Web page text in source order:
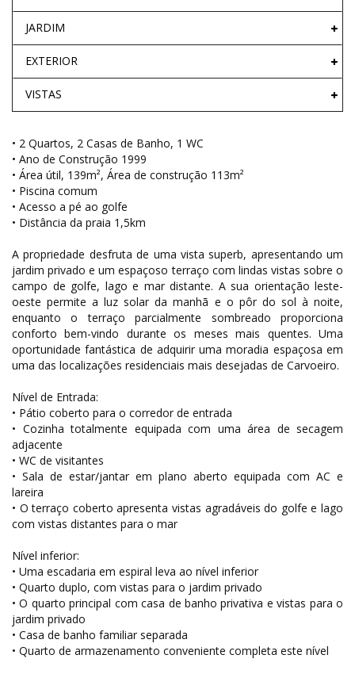
JARDIM
EXTERIOR
VISTAS
• 2 Quartos, 2 Casas de Banho, 1 WC
• Ano de Construção 1999
• Área útil, 139m², Área de construção 113m²
• Piscina comum
• Acesso a pé ao golfe
• Distância da praia 1,5km
A propriedade desfruta de uma vista superb, apresentando um
jardim privado e um espaçoso terraço com lindas vistas sobre o
campo de golfe, lago e mar distante. A sua orientação leste-
oeste permite a luz solar da manhã e o pôr do sol à noite,
enquanto o terraço parcialmente sombreado proporciona
conforto bem-vindo durante os meses mais quentes. Uma
oportunidade fantástica de adquirir uma moradia espaçosa em
uma das localizações residenciais mais desejadas de Carvoeiro.
Nível de Entrada:
• Pátio coberto para o corredor de entrada
• Cozinha totalmente equipada com uma área de secagem
adjacente
• WC de visitantes
• Sala de estar/jantar em plano aberto equipada com AC e
lareira
• O terraço coberto apresenta vistas agradáveis do golfe e lago
com vistas distantes para o mar
Nível inferior:
• Uma escadaria em espiral leva ao nível inferior
• Quarto duplo, com vistas para o jardim privado
• O quarto principal com casa de banho privativa e vistas para o
jardim privado
• Casa de banho familiar separada
• Quarto de armazenamento conveniente completa este nível